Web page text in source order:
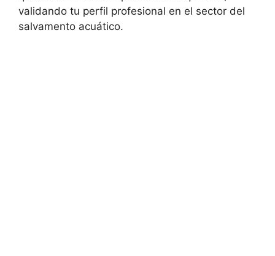
validando tu perfil profesional en el sector del
salvamento acuático.